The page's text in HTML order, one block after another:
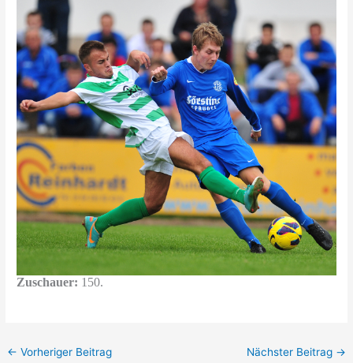
Zuschauer: 150.
← Vorheriger Beitrag Nächster Beitrag →